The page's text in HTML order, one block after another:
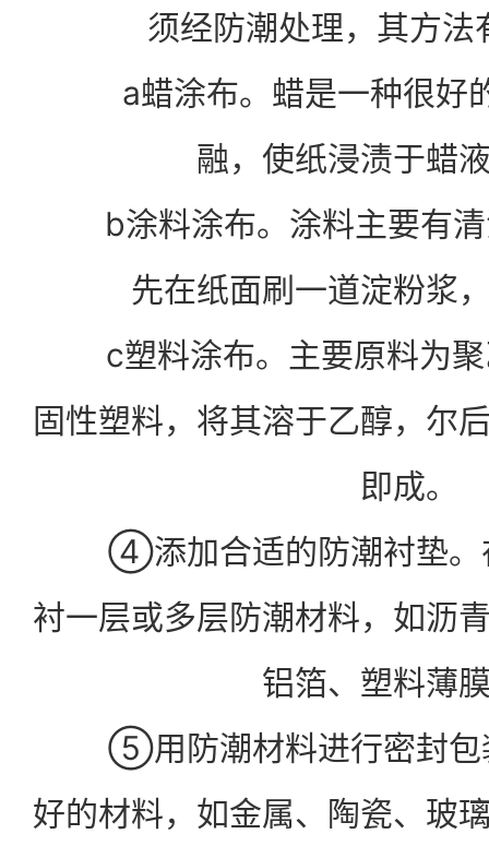
须经防潮处理，其方法
a蜡涂布。蜡是一种很好
融，使纸浸渍于蜡
b涂料涂布。涂料主要有清
先在纸面刷一道淀粉浆
c塑料涂布。主要原料为聚
固性塑料，将其溶于乙醇，尔
即成。
④添加合适的防潮衬垫。
衬一层或多层防潮材料，如沥
铝箔、塑料薄
⑤用防潮材料进行密封包
好的材料，如金属、陶瓷、玻